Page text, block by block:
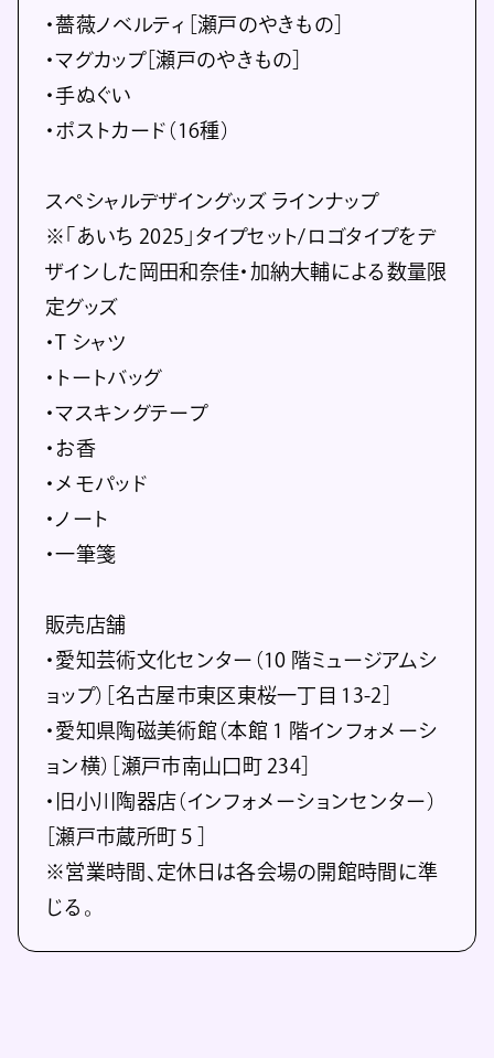
・薔薇ノベルティ［瀬戸のやきもの］
・マグカップ［瀬戸のやきもの］
・手ぬぐい
・ポストカード（16種）
スペシャルデザイングッズ ラインナップ
※「あいち 2025」タイプセット/ロゴタイプをデ
ザインした岡田和奈佳・加納大輔による数量限
定グッズ
・T シャツ
・トートバッグ
・マスキングテープ
・お香
・メモパッド
・ノート
・一筆箋
販売店舗
・愛知芸術文化センター（10 階ミュージアムシ
ョップ）［名古屋市東区東桜一丁目 13-2］
・愛知県陶磁美術館（本館 1 階インフォメーシ
ョン横）［瀬戸市南山口町 234］
・旧小川陶器店（インフォメーションセンター）
［瀬戸市蔵所町５］
※営業時間、定休日は各会場の開館時間に準
じる。